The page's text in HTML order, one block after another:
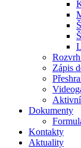
Zápis
Dokumenty
Kontakty
Aktuality